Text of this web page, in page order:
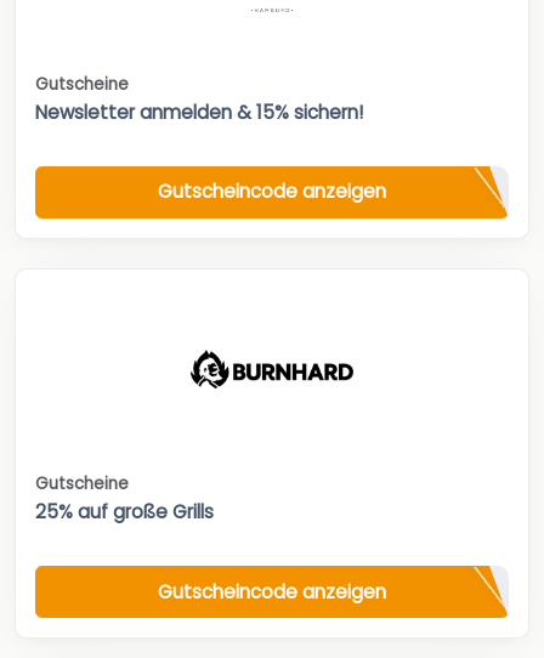
Gutscheine
Newsletter anmelden & 15% sichern!
Gutscheincode anzeigen
Gutscheine
25% auf große Grills
Gutscheincode anzeigen